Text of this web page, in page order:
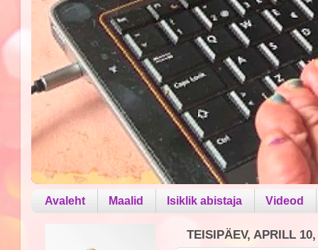
Avaleht Maalid Isiklik abistaja Videod
TEISIPÄEV, APRILL